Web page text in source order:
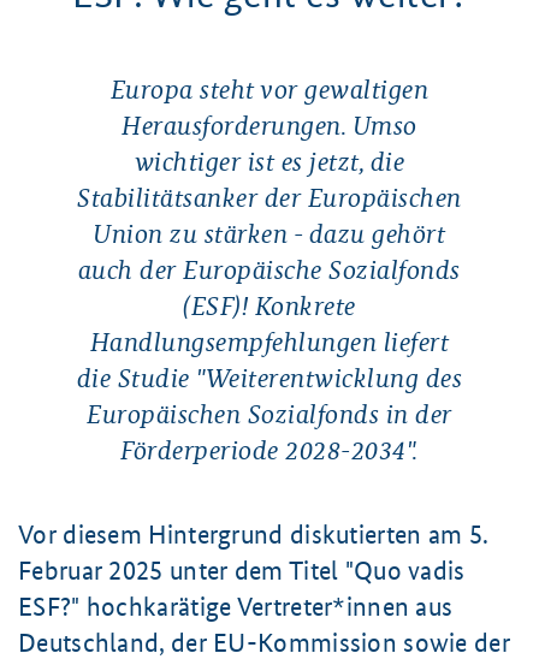
Europa steht vor gewaltigen
Herausforderungen. Umso
wichtiger ist es jetzt, die
Stabilitätsanker der Europäischen
Union zu stärken - dazu gehört
auch der Europäische Sozialfonds
(ESF)! Konkrete
Handlungsempfehlungen liefert
die Studie "Weiterentwicklung des
Europäischen Sozialfonds in der
Förderperiode 2028-2034".
Vor diesem Hintergrund diskutierten am 5.
Februar 2025 unter dem Titel "Quo vadis
ESF?" hochkarätige Vertreter*innen aus
Deutschland, der EU-Kommission sowie der